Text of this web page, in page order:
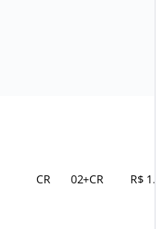
CR 02+CR R$